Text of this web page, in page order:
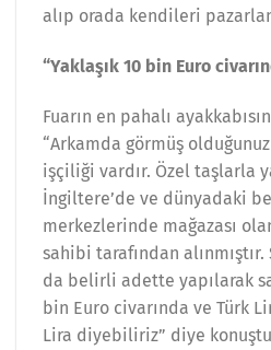
alıp orada kendileri
“Yaklaşık 10 bin Euro
Fuarın en pahalı
“Arkamda görmüş
işçiliği vardır. Özel taşlarla
İngiltere’de ve dünyadaki
merkezlerinde mağazası
sahibi tarafından
da belirli adette yapılarak
bin Euro civarında ve Türk
Lira diyebiliriz” diye